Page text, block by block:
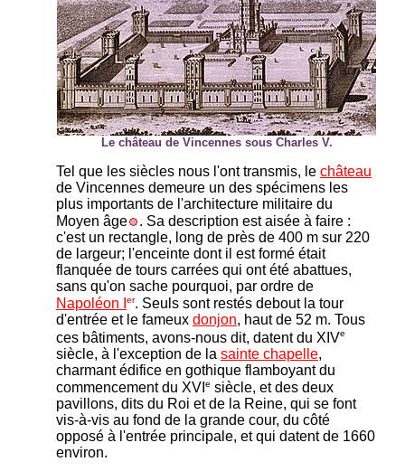
Le château de Vincennes sous Charles V.
Tel que les siècles nous l'ont transmis, le château
de Vincennes demeure un des spécimens les
plus importants de l'architecture militaire du
Moyen âge
. Sa description est aisée à faire :
c'est un rectangle, long de près de 400 m sur 220
de largeur; l'enceinte dont il est formé était
flanquée de tours carrées qui ont été abattues,
sans qu'on sache pourquoi, par ordre de
Napoléon I
er. Seuls sont restés debout la tour
d'entrée et le fameux donjon, haut de 52 m. Tous
ces bâtiments, avons-nous dit, datent du XIVe
siècle, à l'exception de la sainte chapelle,
charmant édifice en gothique flamboyant du
commencement du XVI e siècle, et des deux
pavillons, dits du Roi et de la Reine, qui se font
vis-à-vis au fond de la grande cour, du côté
opposé à l'entrée principale, et qui datent de 1660
environ.